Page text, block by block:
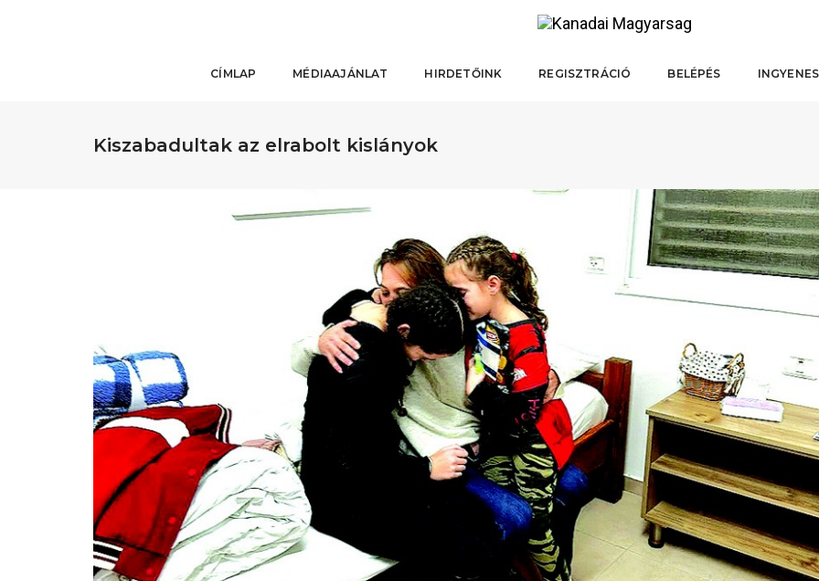
CÍMLAP MÉDIAAJÁNLAT HIRDETŐINK REGISZTRÁCIÓ BELÉPÉS
Kiszabadultak az elrabolt kislányok